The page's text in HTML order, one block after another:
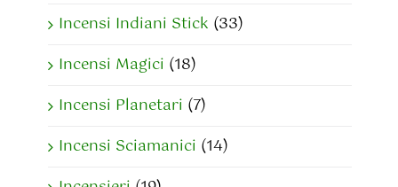
Incensi Indiani Stick (33)
Incensi Magici (18)
Incensi Planetari (7)
Incensi Sciamanici (14)